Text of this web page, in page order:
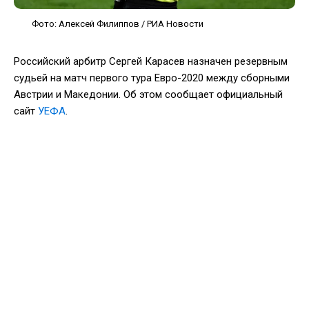
Фото: Алексей Филиппов / РИА Новости
Российский арбитр Сергей Карасев назначен резервным
судьей на матч первого тура Евро-2020 между сборными
Австрии и Македонии. Об этом сообщает официальный
сайт УЕФА.